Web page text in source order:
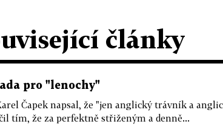
články
pro "lenochy"
Čapek napsal, že "jen anglický trávník a
tím, že za perfektně střiženým a denně...